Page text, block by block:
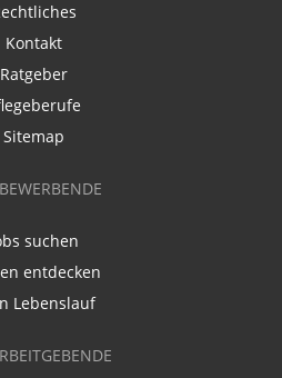
Kontakt
Ratgeber
Sitemap
suchen
entdecken
Lebenslauf